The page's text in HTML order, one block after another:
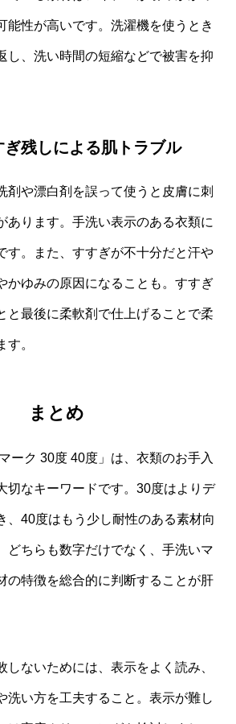
能性が高いです。洗濯機を使うとき
し、洗い時間の短縮などで被害を抑
残しによる肌トラブル
剤や漂白剤を誤って使うと皮膚に刺
あります。手洗い表示のある衣類に
す。また、すすぎが不十分だと汗や
かゆみの原因になることも。すすぎ
と最後に柔軟剤で仕上げることで柔
す。
まとめ
ーク 30度 40度」は、衣類のお手入
切なキーワードです。30度はよりデ
、40度はもう少し耐性のある素材向
どちらも数字だけでなく、手洗いマ
の特徴を総合的に判断することが肝
しないためには、表示をよく読み、
洗い方を工夫すること。表示が難し